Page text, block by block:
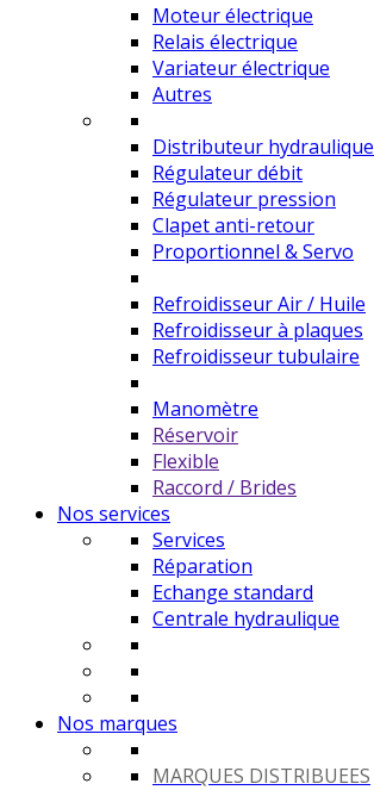
Moteur électrique
Relais électrique
Variateur électrique
Autres
Distributeur hydraulique
Régulateur débit
Régulateur pression
Clapet anti-retour
Proportionnel & Servo
Refroidisseur Air / Huile
Refroidisseur à plaques
Refroidisseur tubulaire
Manomètre
Réservoir
Flexible
Raccord / Brides
Nos services
Services
Réparation
Echange standard
Centrale hydraulique
Nos marques
MARQUES DISTRIBUEES